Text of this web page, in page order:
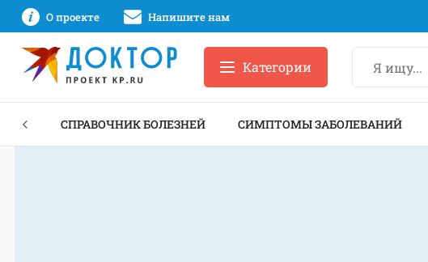
О проекте Напишите нам
Категории
СПРАВОЧНИК БОЛЕЗНЕЙ СИМПТОМЫ ЗАБОЛЕВАНИЙ